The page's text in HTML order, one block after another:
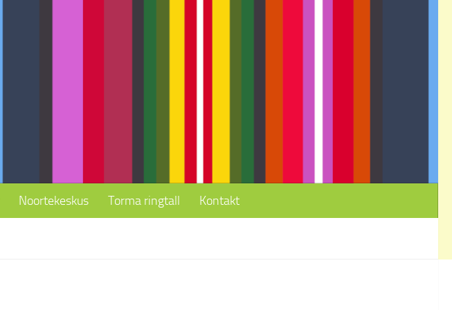
Noortekeskus Torma ringtall Kontakt